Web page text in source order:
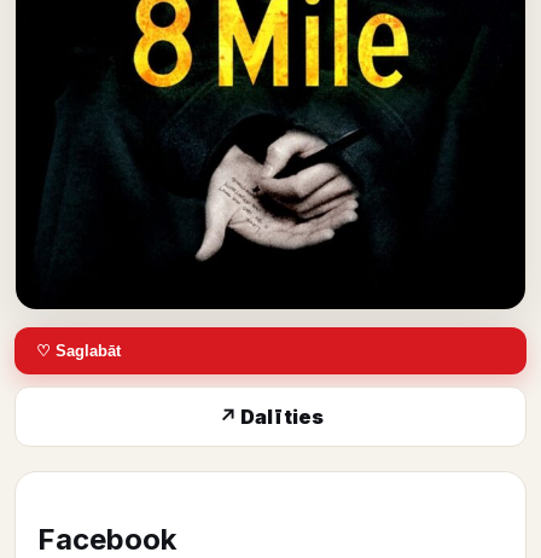
♡ Saglabāt
↗ Dalīties
Facebook